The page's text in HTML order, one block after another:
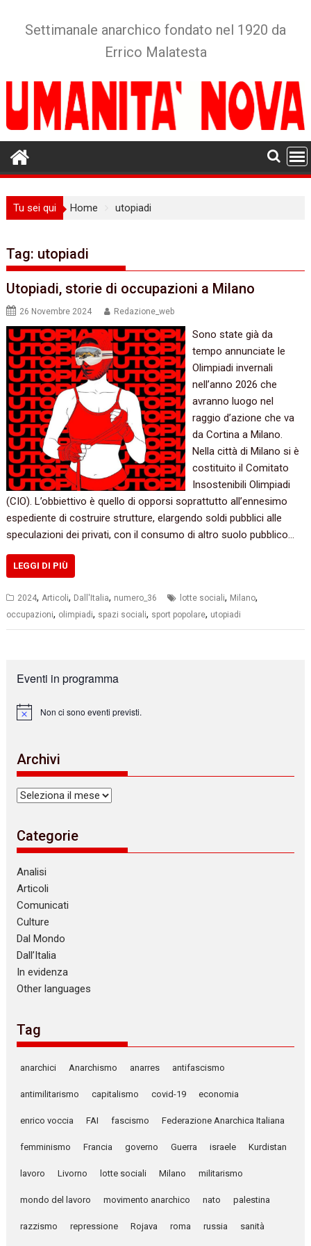
Settimanale anarchico fondato nel 1920 da
Errico Malatesta
Tu sei qui Home utopiadi
Tag: utopiadi
Utopiadi, storie di occupazioni a Milano
26 Novembre 2024 Redazione_web
Sono state già da
tempo annunciate le
Olimpiadi invernali
nell’anno 2026 che
avranno luogo nel
raggio d’azione che va
da Cortina a Milano.
Nella città di Milano si è
costituito il Comitato
Insostenibili Olimpiadi
(CIO). L’obbiettivo è quello di opporsi soprattutto all’ennesimo
espediente di costruire strutture, elargendo soldi pubblici alle
speculazioni dei privati, con il consumo di altro suolo pubblico…
LEGGI DI PIÙ
2024,Articoli, Dall'Italia, numero_36 lotte sociali, Milano,
occupazioni, olimpiadi, spazi sociali, sport popolare, utopiadi
Eventi in programma
N
c
e
Non ci sono eventi previsti.
Archivi
Archivi
Categorie
Analisi
Articoli
Comunicati
Culture
Dal Mondo
Dall’Italia
In evidenza
Other languages
Tag
anarchici Anarchismo anarres antifascismo
antimilitarismo capitalismo covid-19 economia
enrico voccia FAI fascismo Federazione Anarchica Italiana
femminismo Francia governo Guerra israele Kurdistan
lavoro Livorno lotte sociali Milano militarismo
mondo del lavoro movimento anarchico nato palestina
razzismo repressione Rojava roma russia sanità